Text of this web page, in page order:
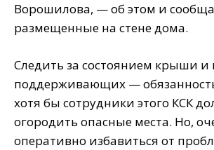
Ворошилова, — об этом и
размещенные на стене дома.
Следить за состоянием крыши и
поддерживающих —
хотя бы сотрудники этого КСК
огородить опасные места. Но,
оперативно избавиться от